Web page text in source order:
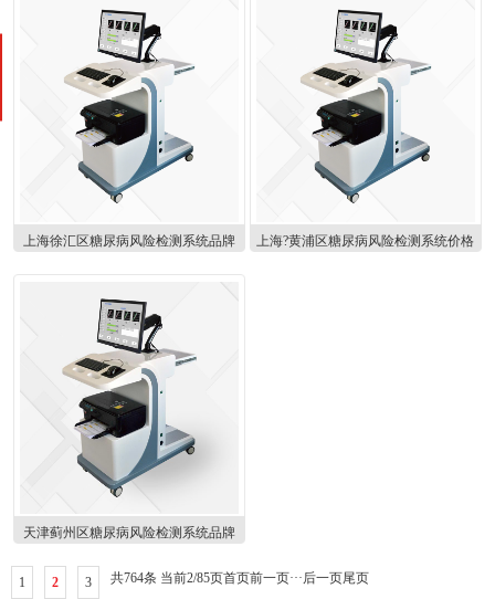
上海徐汇区糖尿病风险检测系统品牌 上海?黄浦区糖尿病风险检测系统价格
天津蓟州区糖尿病风险检测系统品牌
共764条 当前2/85页首页前一页
1 2 3 ··· 后一页尾页